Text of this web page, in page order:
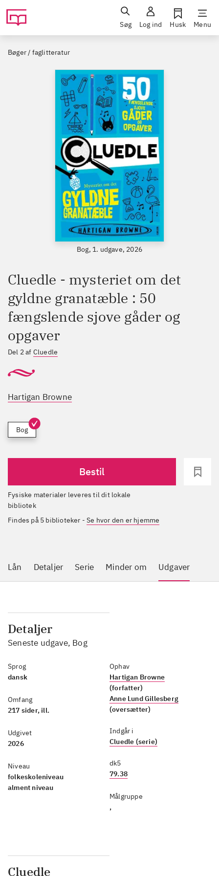
Søg Log ind Husk Menu
Bøger / faglitteratur
Bog, 1. udgave, 2026
Cluedle - mysteriet om det
gyldne granatæble : 50
fængslende sjove gåder og
opgaver
Del 2 af Cluedle
Hartigan Browne
Bog
Bestil
Fysiske materialer leveres til dit lokale
bibliotek
Findes på 5 biblioteker -Se hvor den er hjemme
Lån Detaljer Serie Minder om Udgaver
Detaljer
Seneste udgave, Bog
Sprog
dansk
Omfang
217 sider, ill.
Udgivet
2026
Niveau
folkeskoleniveau
alment niveau
Ophav
Hartigan Browne
(forfatter)
Anne Lund Gillesberg
(oversætter)
Indgår i
Cluedle (serie)
dk5
79.38
Målgruppe
,
Cluedle